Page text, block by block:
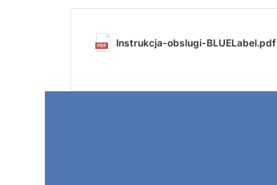
Instrukcja-obslugi-BLUELabel.pdf